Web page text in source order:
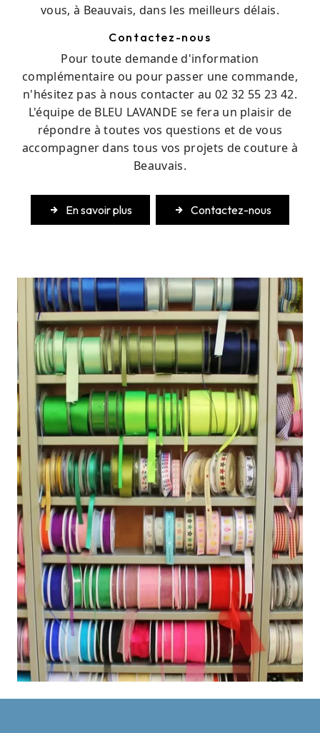
vous, à Beauvais, dans les meilleurs délais.
Contactez-nous
Pour toute demande d'information
complémentaire ou pour passer une commande,
n'hésitez pas à nous contacter au 02 32 55 23 42.
L'équipe de BLEU LAVANDE se fera un plaisir de
répondre à toutes vos questions et de vous
accompagner dans tous vos projets de couture à
Beauvais.
En savoir plus Contactez-nous